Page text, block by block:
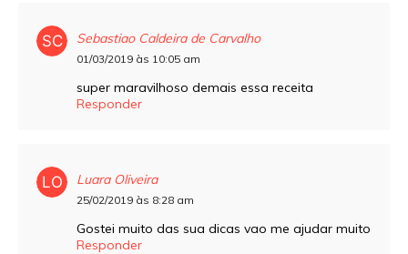
Sebastiao Caldeira de Carvalho
01/03/2019 às 10:05 am
super maravilhoso demais essa receita
Responder
Luara Oliveira
25/02/2019 às 8:28 am
Gostei muito das sua dicas vao me ajudar muito
Responder